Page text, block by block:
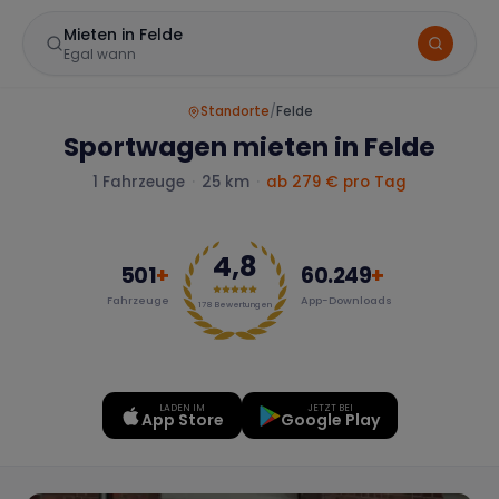
Mieten in Felde
Egal wann
Marke
Mercedes BMW Audi
Standorte/Felde
Sportwagen mieten in Felde
1 Fahrzeuge 25 km ab 279 € pro Tag
501+
Fahrzeuge
4,8
178 Bewertungen
60.249+
App-Downloads
LADEN IM
App Store
JETZT BEI
Google Play